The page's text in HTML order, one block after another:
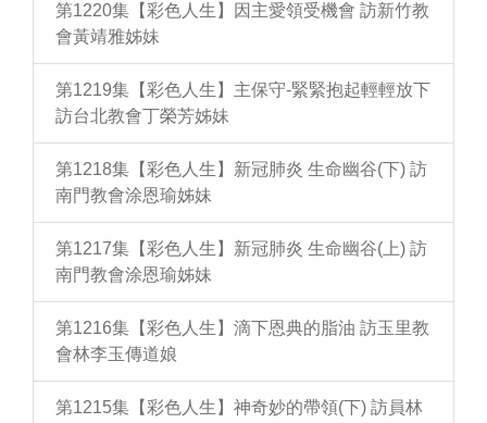
第1220集【彩色人生】因主愛領受機會 訪新竹教
會黃靖雅姊妹
第1219集【彩色人生】主保守-緊緊抱起輕輕放下
訪台北教會丁榮芳姊妹
第1218集【彩色人生】新冠肺炎 生命幽谷(下) 訪
南門教會涂恩瑜姊妹
第1217集【彩色人生】新冠肺炎 生命幽谷(上) 訪
南門教會涂恩瑜姊妹
第1216集【彩色人生】滴下恩典的脂油 訪玉里教
會林李玉傳道娘
第1215集【彩色人生】神奇妙的帶領(下) 訪員林